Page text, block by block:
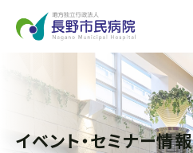
イベント・セミナー情報